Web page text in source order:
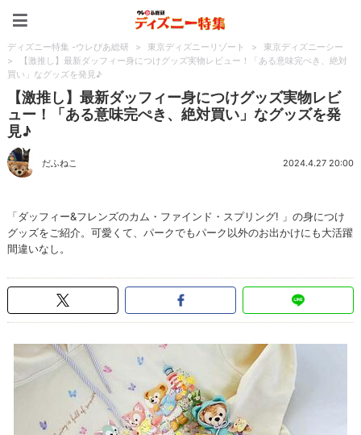
ディズニー特集 -ウレぴあ総研 > 東京ディズニーリゾート >
東京ディズニーシー
>
【激推し】最新ダッフィー身につけグッズ実物レビュー！「ある意味完ぺき、絶対
買い」なグッズを発見♪
【激推し】最新ダッフィー身につけグッズ実物レビ
ュー！「ある意味完ぺき、絶対買い」なグッズを発
見♪
だふねこ 2024.4.27 20:00
「ダッフィー&フレンズのカム・ファインド・スプリング! 」の身につけ
グッズをご紹介。可愛くて、パークでもパーク以外のお出かけにも大活躍
間違いなし。